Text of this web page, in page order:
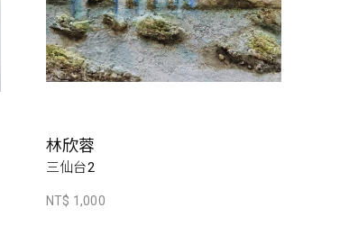
林欣蓉
三仙台2
NT$ 1,000